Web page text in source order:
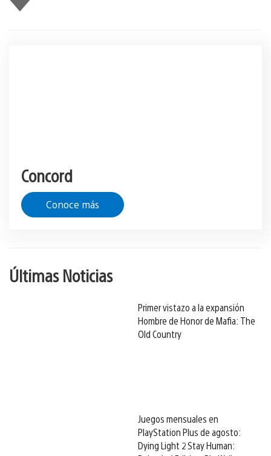
gusta
Concord
Conoce más
Últimas Noticias
Primer vistazo a la expansión
Hombre de Honor de Mafia: The
Old Country
Juegos mensuales en
PlayStation Plus de agosto:
Dying Light 2 Stay Human: